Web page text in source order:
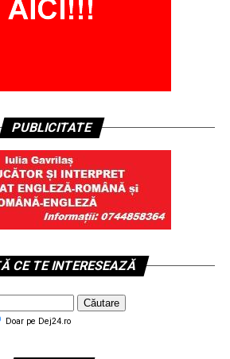
PUBLICITATE
CE TE INTERESEAZĂ
Doar pe Dej24.ro